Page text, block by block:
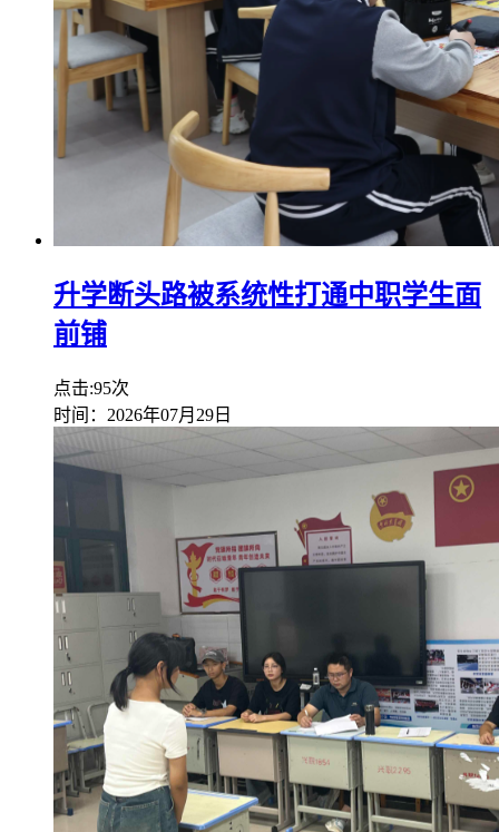
升学断头路被系统性打通中职学生面
前铺
点击:95次
时间：2026年07月29日